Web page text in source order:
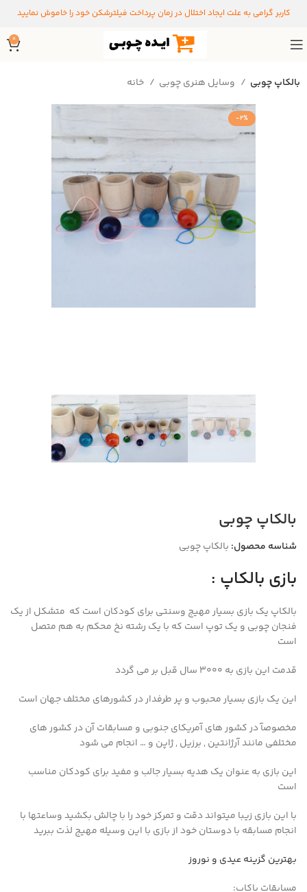
کاربر گرامی به علت ایجاد اختلال در زمان پرداخت فیلترشکن خود را خاموش نمایید
0
خانه بالکاپ چوبی
-2%
بالکاپ چوبی
شناسه محصول: بالکاپ چوبی
بازی بالکاپ :
بالکاپ یک بازی بسیار مهیج وسنتی برای کودکان است که متشکل از یک
فنجان چوبی و یک توپ است که با یک رشته نخ محکم به هم متصل
است
قدمت این بازی به 3000 سال قبل بر می گردد
این یک بازی بسیار محبوب و پر طرفدار در کشورهای مختلف جهان است
مخصوصآ در کشور های آمریکای جنوبی و مسابقات آن در کشور های
مختلفی مانند آرژانتین , برزیل , ژاپن و … انجام می شود
این بازی به عنوان یک هدیه بسیار جالب و مفید برای کودکان مناسب
است
با این بازی زیبا میتواند دقت و تمرکز خود را با چالش بکشید وساعتها با
انجام مسابقه با دوستان خود از بازی با این وسیله مهیج لذت ببرید
بهترین گزینه عیدی و نوروز
مسابقات باکاپ: